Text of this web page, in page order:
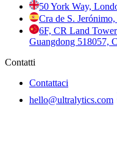
50 York Way,
Cra de S.
6F, CR Land
Guangdong 518057,
Contatti
Contattaci
hello@ultralytics.com